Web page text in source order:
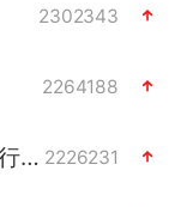
2302343
2264188
80后女柜员逆袭成4200亿银行副行长 2226231